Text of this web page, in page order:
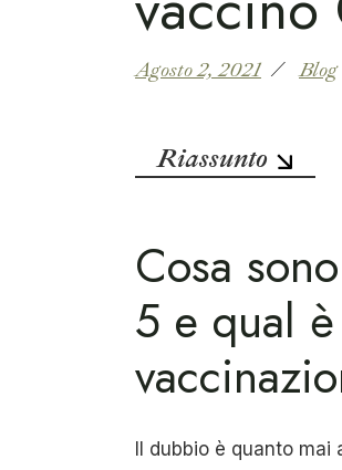
Agosto 2, 2021 Blog
Riassunto
Cosa
5 e qual
Il dubbio è quanto